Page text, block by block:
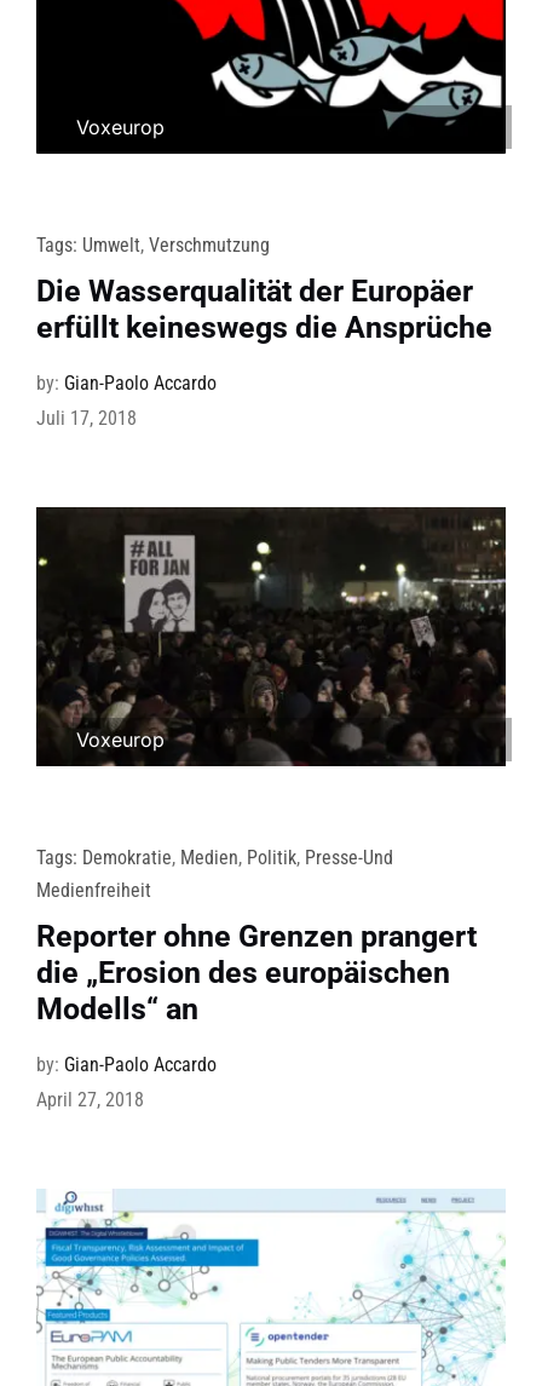
Voxeurop
Tags: Umwelt, Verschmutzung
Die Wasserqualität der Europäer
erfüllt keineswegs die Ansprüche
by: Gian-Paolo Accardo
Juli 17, 2018
Voxeurop
Tags: Demokratie, Medien, Politik, Presse-Und
Medienfreiheit
Reporter ohne Grenzen prangert
die „Erosion des europäischen
Modells“ an
by: Gian-Paolo Accardo
April 27, 2018